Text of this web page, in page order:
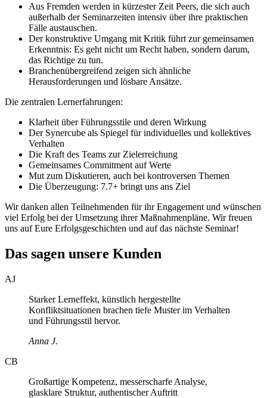
Aus Fremden werden in kürzester Zeit Peers, die sich auch
außerhalb der Seminarzeiten intensiv über ihre praktischen
Fälle austauschen.
Der konstruktive Umgang mit Kritik führt zur gemeinsamen
Erkenntnis: Es geht nicht um Recht haben, sondern darum,
das Richtige zu tun.
Branchenübergreifend zeigen sich ähnliche
Herausforderungen und lösbare Ansätze.
Die zentralen Lernerfahrungen:
Klarheit über Führungsstile und deren Wirkung
Der Synercube als Spiegel für individuelles und kollektives
Verhalten
Die Kraft des Teams zur Zielerreichung
Gemeinsames Commitment auf Werte
Mut zum Diskutieren, auch bei kontroversen Themen
Die Überzeugung: 7.7+ bringt uns ans Ziel
Wir danken allen Teilnehmenden für ihr Engagement und wünschen
viel Erfolg bei der Umsetzung ihrer Maßnahmenpläne. Wir freuen
uns auf Eure Erfolgsgeschichten und auf das nächste Seminar!
Das sagen unsere Kunden
AJ
Starker Lerneffekt, künstlich hergestellte
Konfliktsituationen brachen tiefe Muster im Verhalten
und Führungsstil hervor.
Anna J.
CB
Großartige Kompetenz, messerscharfe Analyse,
glasklare Struktur, authentischer Auftritt